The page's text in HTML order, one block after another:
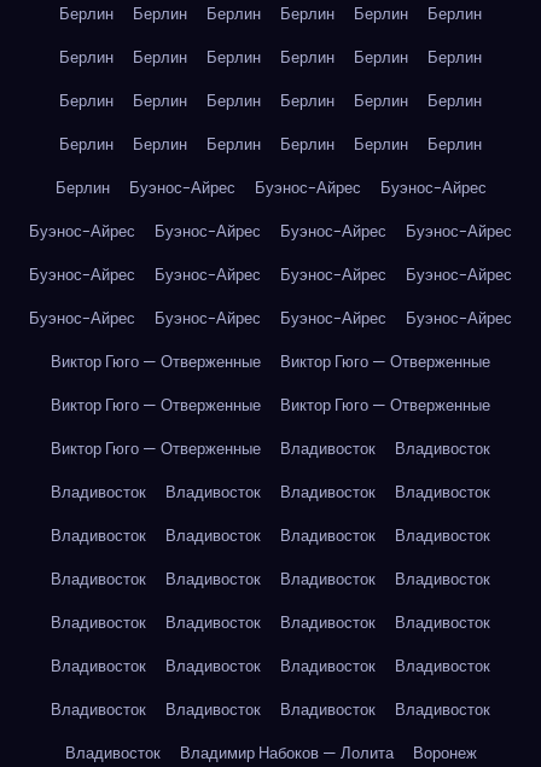
Берлин Берлин Берлин Берлин Берлин
Берлин
Берлин
Берлин Берлин Берлин Берлин
Берлин
Берлин
Берлин Берлин Берлин Берлин
Берлин
Берлин
Берлин Берлин Берлин Берлин
Берлин
Берлин
Буэнос-Айрес Буэнос-Айрес
Буэнос-Айрес
Буэнос-Айрес
Буэнос-Айрес Буэнос-Айрес
Буэнос-Айрес
Буэнос-Айрес
Буэнос-Айрес Буэнос-Айрес
Буэнос-Айрес
Буэнос-Айрес
Буэнос-Айрес Буэнос-Айрес
Буэнос-Айрес
Виктор Гюго — Отверженные
Виктор Гюго — Отверженные
Виктор Гюго — Отверженные
Виктор Гюго — Отверженные
Виктор Гюго — Отверженные
Владивосток
Владивосток
Владивосток
Владивосток Владивосток
Владивосток
Владивосток
Владивосток Владивосток
Владивосток
Владивосток
Владивосток Владивосток
Владивосток
Владивосток
Владивосток Владивосток
Владивосток
Владивосток
Владивосток Владивосток
Владивосток
Владивосток
Владивосток Владивосток
Владивосток
Владивосток
Владимир Набоков — Лолита
Воронеж